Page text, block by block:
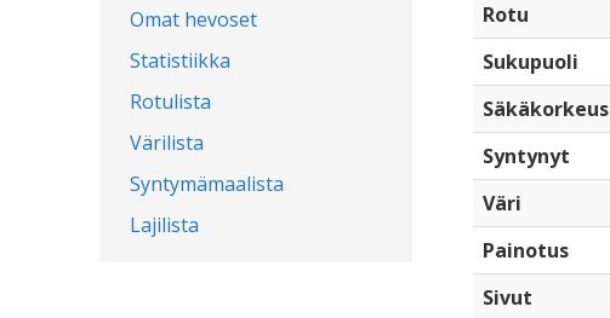
Omat hevoset
Statistiikka
Rotulista
Värilista
Syntymämaalista
Lajilista
Rotu
Sukupuoli
Säkäkorkeus
Syntynyt
Väri
Painotus
Sivut